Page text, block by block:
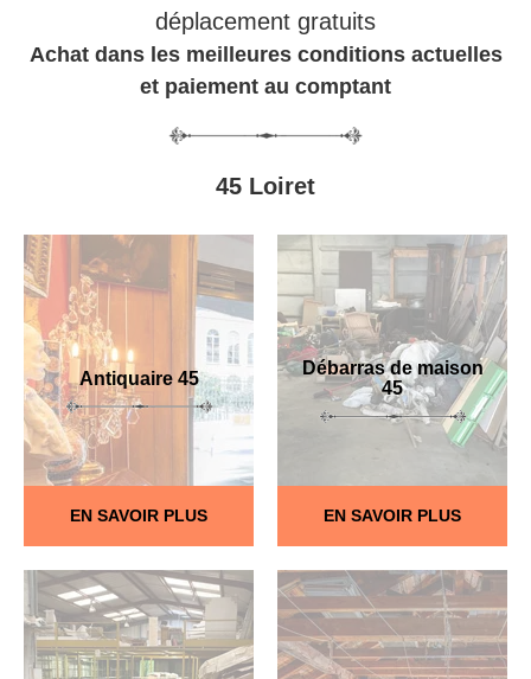
déplacement gratuits
Achat dans les meilleures conditions actuelles
et paiement au comptant
45 Loiret
Antiquaire 45
EN SAVOIR PLUS
Débarras de maison
45
EN SAVOIR PLUS